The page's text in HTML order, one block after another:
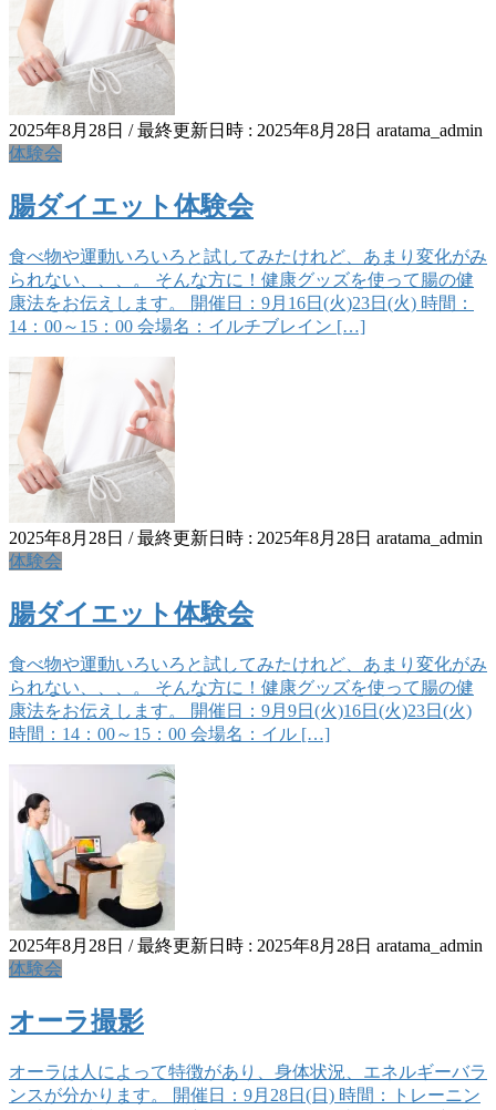
2025年8月28日 / 最終更新日時 : 2025年8月28日 aratama_admin
体験会
腸ダイエット体験会
食べ物や運動いろいろと試してみたけれど、あまり変化がみ
られない、、、。 そんな方に！健康グッズを使って腸の健
康法をお伝えします。 開催日：9月16日(火)23日(火) 時間：
14：00～15：00 会場名：イルチブレイン […]
2025年8月28日 / 最終更新日時 : 2025年8月28日 aratama_admin
体験会
腸ダイエット体験会
食べ物や運動いろいろと試してみたけれど、あまり変化がみ
られない、、、。 そんな方に！健康グッズを使って腸の健
康法をお伝えします。 開催日：9月9日(火)16日(火)23日(火)
時間：14：00～15：00 会場名：イル […]
2025年8月28日 / 最終更新日時 : 2025年8月28日 aratama_admin
体験会
オーラ撮影
オーラは人によって特徴があり、身体状況、エネルギーバラ
ンスが分かります。 開催日：9月28日(日) 時間：トレーニン